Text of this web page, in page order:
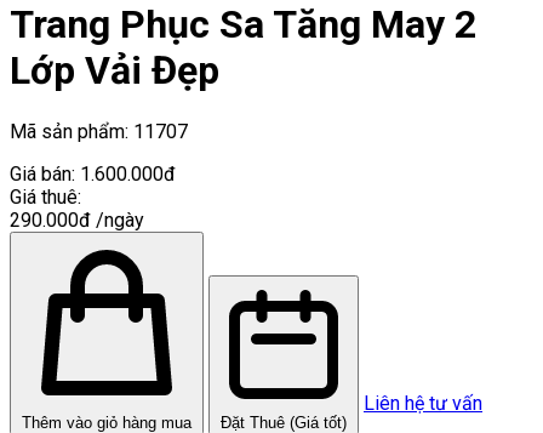
Trang Phục Sa Tăng May 2
Lớp Vải Đẹp
Mã sản phẩm: 11707
Giá bán: 1.600.000đ
Giá thuê:
290.000đ /ngày
Thêm vào giỏ hàng mua Đặt Thuê (Giá tốt)
Liên hệ tư vấn